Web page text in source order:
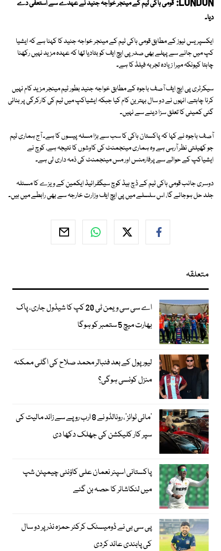
قومی ہاکی ٹیم کے مینجر خواجہ جنید نے عہدے سے استعفیٰ دے
دیا۔
ایکسپریس نیوز کے مطابق قومی ہاکی ٹیم کے مینجر خواجہ جنید کا کہنا ہے کہ ایشیا
کپ میں جانے سے پہلے بھی صدر پی ایچ ایف کو بتادیا تھا کہ عہدہ مزید نہیں رکھنا
چاہتا کیونکہ میرا زیادہ تجربہ فیلڈ کا ہے۔
سیکرٹری پی ایچ ایف آصف باجوہ کے مطابق خواجہ جنید بطور ٹیم مینجر مزید کام نہیں
کرنا چاہتے، انہوں نے دو سال بہترین کام کیا جبکہ ایشیاکپ میں ٹیم کی کارکرگی پر بنائی
گئی کمیٹی کا تعلق سزا دینے سے نہیں۔
آصف باجوہ نے کہا کہ پاکستان ہاکی کا سب سے بڑا مسلہ پیسوں کا ہے۔ آج ہماری ٹیم
جو کھیلتی نظر آرہی ہے وہ ہماری مینجمنٹ کی کاوشوں کا نتیجہ ہے، کوچ نے
ایشیاکپ کے حوالے سے پرفارمنس اور مس مینجمنٹ کی ذمہ داری لی ہے۔
دوسری جانب قومی ہاکی ٹیم کے ڈچ ہیڈ کوچ سیگفرائیڈ ایکمین کے ویزے کا مسئلہ
جلد حل ہوجائے گا، اس سلسلے میں پی ایچ ایف وزارت خارجہ سے بھی رابطے میں ہیں۔
متعلقہ
اے سی سی ویمن ٹی 20 کپ کا شیڈول جاری، پاک
بھارت میچ 5 ستمبر کو ہوگا
لیور پول کے بعد فٹبالر محمد صلاح کی اگلی ممکنہ
منزل کونسی ہوگی؟
’مائی ٹوائز‘، رونالڈو نے 8 ارب روپے سے زائد مالیت کی
سپر کار کلیکشن کی جھلک دکھا دی
پاکستانی اسپنر نعمان علی کاؤنٹی چیمپئن شپ
میں لنکاشائر کا حصہ بن گئے
پی سی بی نے ڈومیسٹک کرکٹر حمزہ نذر پر دو سال
کی پابندی عائد کردی